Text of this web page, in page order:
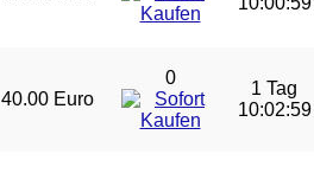
40.00 Euro
0
1 Tag
10:02:59